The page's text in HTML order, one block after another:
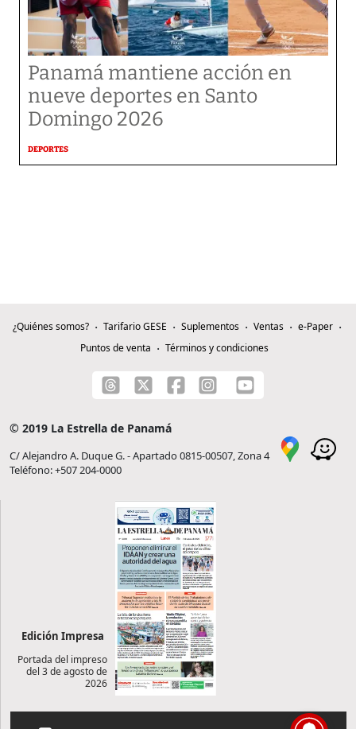
Panamá mantiene acción en
nueve deportes en Santo
Domingo 2026
DEPORTES
¿Quiénes somos? Tarifario GESE Suplementos Ventas
e-Paper
Puntos de venta
Términos y condiciones
© 2019 La Estrella de Panamá
C/ Alejandro A. Duque G. - Apartado 0815-00507, Zona 4
Teléfono: +507 204-0000
Edición Impresa
Portada del impreso
del 3 de agosto de
2026